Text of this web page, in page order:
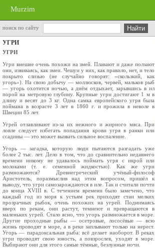
Murzim
поиск по сайту
УГРИ
УГРИ
Угри внешне очень похожи на змей. Плавают и даже ползают
они, извиваясь, как змеи. Чешуи у них, как правило, нет, и тело
покрыто слизью (не случайно говорят: «скользкий, как
угорь»). На свою добычу — моллюсков, червей, мальков рыб
— угорь охотится ночью, а днём отдыхает, зарывшись в ил
порой на метровую глубину. Крупные угри достигают 1 м в
длину и весят до 3 кг. Одна самка европейского угря была
поймана в возрасте 3 лет в 1860 г. и прожила в неволе в
Швеции 85 лет.
Угрей отлавливают из-за их нежного и жирного мяса. При
ловле следует избегать попадания крови угря в ранки или
ссади­ны — это может вызвать сильное воспаление.
Угорь — загадка, которую люди пытаются разгадать уже
более 2 тыс. лет. Дело в том, что до сравнительно недавнего
времени никому не удавалось поймать угря с икрой или
молоками (т. е. семенной жидкостью). Как же угри
размножаются? Древнегре­ческий учёный-философ
Аристотель, поразмыслив над этим воп­росом, пришёл к
выводу, что угри самозарождаются в иле. Так и считали почти
до конца XVIII в. С течением времени было заме­чено, что
каждый год из моря к устьям рек приходят стаи мелких
прозрачных рыбок, очень похожих на угрей. Поднимаясь
вверх по рекам, они растут, темнеют и превращаются в
маленьких угрей. Стало ясно, что угорь размножается в море.
Другие проходные рыбы — осетровые, лососёвые — всю
жизнь проводят в море, а в реки заплывают только на нерест.
Угорь — парадоксальная рыба: всё делает наоборот. В реках
угри проводят свою юность, а пов­зрослев, уходят в море.
Выбирают они для этого самые тёмные, безлунные ночи.